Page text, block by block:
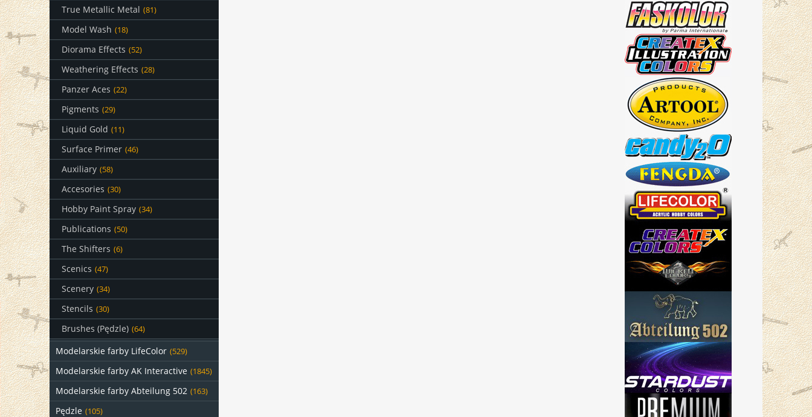
True Metallic Metal (81)
Model Wash (18)
Diorama Effects (52)
Weathering Effects (28)
Panzer Aces (22)
Pigments (29)
Liquid Gold (11)
Surface Primer (46)
Auxiliary (58)
Accesories (30)
Hobby Paint Spray (34)
Publications (50)
The Shifters (6)
Scenics (47)
Scenery (34)
Stencils (30)
Brushes (Pędzle) (64)
Modelarskie farby LifeColor (529)
Modelarskie farby AK Interactive (1845)
Modelarskie farby Abteilung 502 (163)
Pędzle (105)